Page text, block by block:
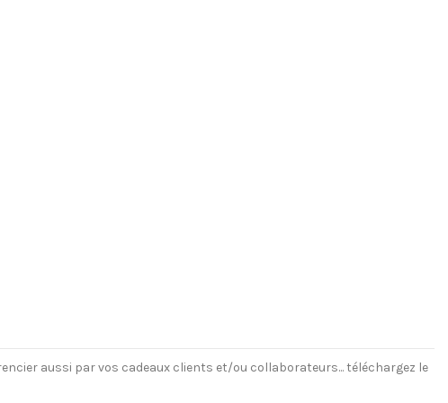
aussi par vos cadeaux clients et/ou collaborateurs... téléchargez le